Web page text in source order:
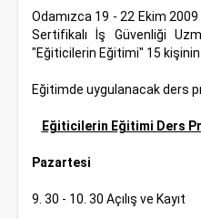
Odamızca 19 - 22 Ekim
Sertifikalı İş Güvenliği
"Eğiticilerin Eğitimi" 15 kişinin
Eğitimde uygulanacak ders
Eğiticilerin Eğitimi Ders
Pazartesi
9. 30 - 10. 30 Açılış ve Kayıt